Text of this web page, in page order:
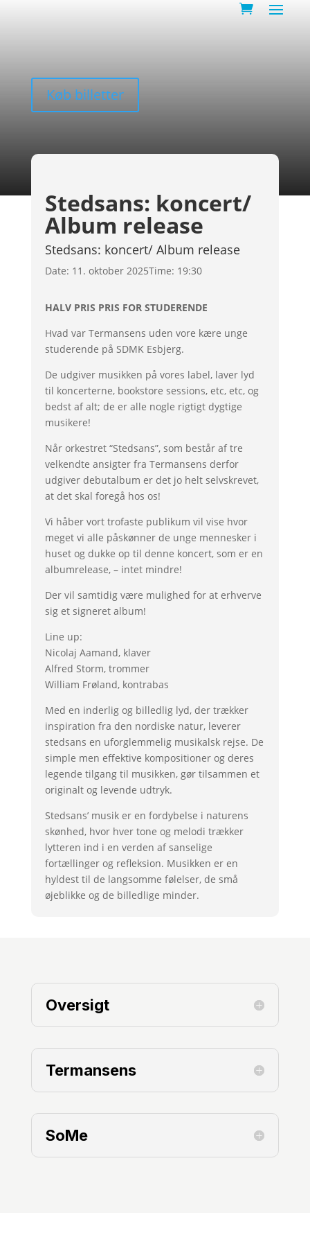
Køb billetter
Stedsans: koncert/
Album release
Stedsans: koncert/ Album release
Date: 11. oktober 2025Time: 19:30
HALV PRIS PRIS FOR STUDERENDE
Hvad var Termansens uden vore kære unge
studerende på SDMK Esbjerg.
De udgiver musikken på vores label, laver lyd
til koncerterne, bookstore sessions, etc, etc, og
bedst af alt; de er alle nogle rigtigt dygtige
musikere!
Når orkestret “Stedsans”, som består af tre
velkendte ansigter fra Termansens derfor
udgiver debutalbum er det jo helt selvskrevet,
at det skal foregå hos os!
Vi håber vort trofaste publikum vil vise hvor
meget vi alle påskønner de unge mennesker i
huset og dukke op til denne koncert, som er en
albumrelease, – intet mindre!
Der vil samtidig være mulighed for at erhverve
sig et signeret album!
Line up:
Nicolaj Aamand, klaver
Alfred Storm, trommer
William Frøland, kontrabas
Med en inderlig og billedlig lyd, der trækker
inspiration fra den nordiske natur, leverer
stedsans en uforglemmelig musikalsk rejse. De
simple men effektive kompositioner og deres
legende tilgang til musikken, gør tilsammen et
originalt og levende udtryk.
Stedsans’ musik er en fordybelse i naturens
skønhed, hvor hver tone og melodi trækker
lytteren ind i en verden af sanselige
fortællinger og refleksion. Musikken er en
hyldest til de langsomme følelser, de små
øjeblikke og de billedlige minder.
Oversigt
Termansens
SoMe